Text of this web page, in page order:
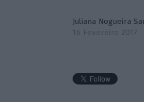
Juliana Nogueira
16 Fevereiro 2017